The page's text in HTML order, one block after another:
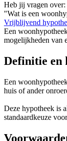
Heb jij vragen over:
"Wat is een
Vrijblijvend
Een
mogelijkheden van
Definitie en
Een
huis of ander
Deze hypotheek is
standaardkeuze